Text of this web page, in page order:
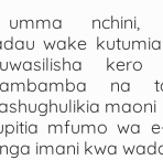
nchini,
wake
na
maoni
mfumo wa
imani kwa